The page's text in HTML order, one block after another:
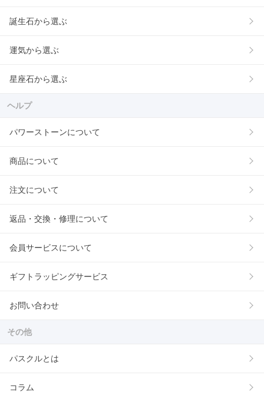
誕生石から選ぶ
運気から選ぶ
星座石から選ぶ
ヘルプ
パワーストーンについて
商品について
注文について
返品・交換・修理について
会員サービスについて
ギフトラッピングサービス
お問い合わせ
その他
パスクルとは
コラム